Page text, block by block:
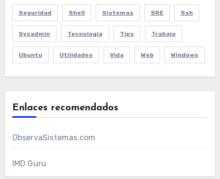
Seguridad Shell Sistemas SRE Ssh
Sysadmin Tecnologia Tips Trabajo
Ubuntu Utilidades Vida Web Windows
Enlaces recomendados
ObservaSistemas.com
IMD Guru